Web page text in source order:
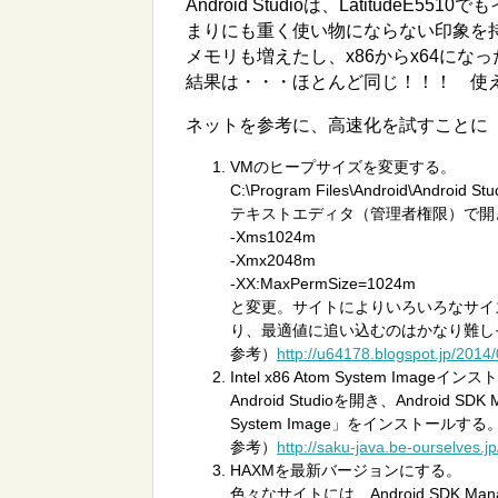
Android Studioは、LatitudeE5510で
まりにも重く使い物にならない印象を
メモリも増えたし、x86からx64にな
結果は・・・ほとんど同じ！！！ 使
ネットを参考に、高速化を試すことに
VMのヒープサイズを変更する。
C:\Program Files\Android\Android
テキストエディタ（管理者権限）で開
-Xms1024m
-Xmx2048m
-XX:MaxPermSize=1024m
と変更。サイトによりいろいろなサ
り、最適値に追い込むのはかなり難
参考） http://u64178.blogspot.jp/
Intel x86 Atom System Imageインス
Android Studioを開き、Android SDK
System Image」をインストールする
参考） http://saku-java.be-
HAXMを最新バージョンにする。
色々なサイトには、Android SDK